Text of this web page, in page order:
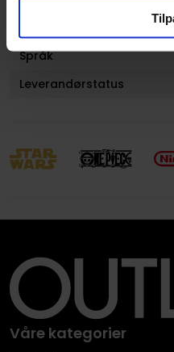
Språk
Leverandørstatus
Våre kategorier